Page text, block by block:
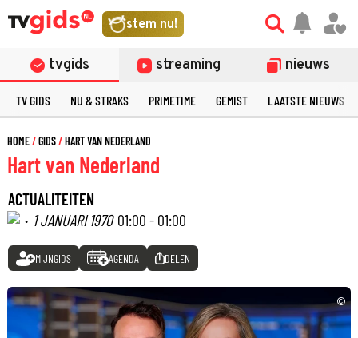
stem nu!
tvgids streaming nieuws
TV GIDS NU & STRAKS PRIMETIME GEMIST LAATSTE NIEUWS
HOME GIDS HART VAN NEDERLAND
Hart van Nederland
ACTUALITEITEN
· 1 JANUARI 1970 01:00 - 01:00
MIJNGIDS AGENDA DELEN
©